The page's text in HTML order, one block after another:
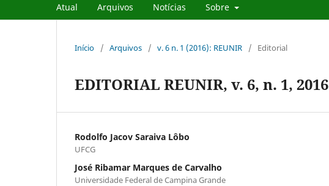
Atual Arquivos Notícias Sobre
Início / Arquivos / v. 6 n. 1 (2016): REUNIR / Editorial
EDITORIAL REUNIR, v. 6, n. 1, 2016
Rodolfo Jacov Saraiva Lôbo
UFCG
José Ribamar Marques de Carvalho
Universidade Federal de Campina Grande